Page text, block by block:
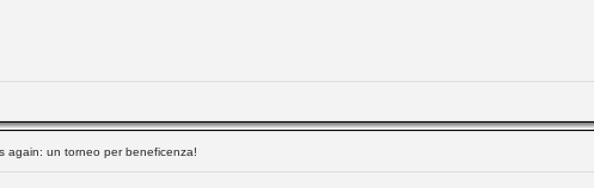
again: un torneo per beneficenza!